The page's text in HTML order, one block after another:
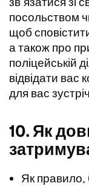
посольством
щоб
а також про
поліцейській
відвідати вас
для вас
10. Як
Як правило,